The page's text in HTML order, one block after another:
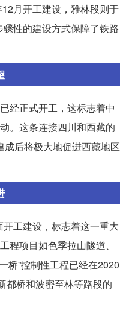
月开工建设，雅林段则于
性的建设方式保障了铁路
经正式开工，这标志着中
。这条连接四川和西藏的
后将极大地促进西藏地区
工建设，标志着这一重大
程项目如色季拉山隧道、
桥”控制性工程已经在2020
都桥和波密至林等路段的